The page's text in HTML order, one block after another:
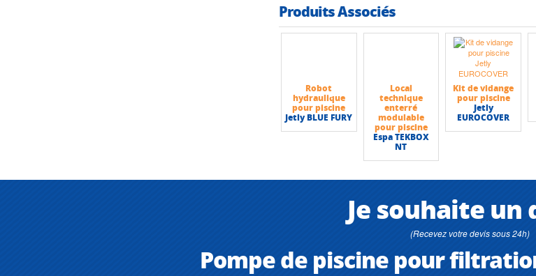
Produits Associés
Robot
hydraulique
pour piscine
Jetly BLUE FURY
Local
technique
enterré
modulable
pour piscine
Espa TEKBOX
NT
Kit de vidange
pour piscine
Jetly
EUROCOVER
Je souhaite un
(Recevez votre devis sous 24h)
Pompe de piscine pour